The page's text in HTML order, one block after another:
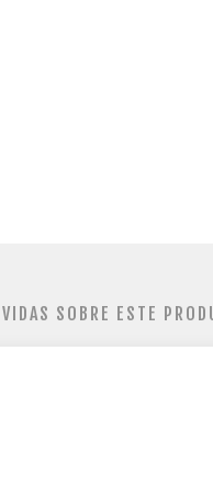
SOBRE ESTE